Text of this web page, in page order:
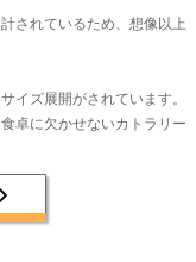
されているため、想像以上
イズ展開がされています。
卓に欠かせないカトラリー